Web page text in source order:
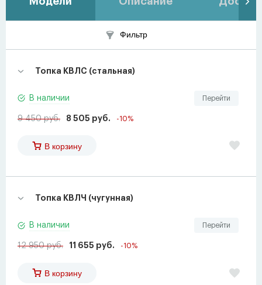
Фильтр
Топка КВЛС (стальная)
Перейти
В наличии
9 450 руб. 8 505 руб. -10%
В корзину
Топка КВЛЧ (чугунная)
Перейти
В наличии
12 950 руб. 11 655 руб. -10%
В корзину